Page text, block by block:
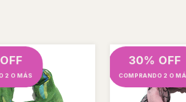
2 O MÁS
30% OFF
COMPRANDO 2 O MÁS